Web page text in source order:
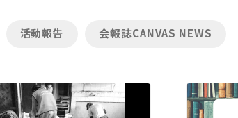
活動報告 会報誌CANVAS NEWS